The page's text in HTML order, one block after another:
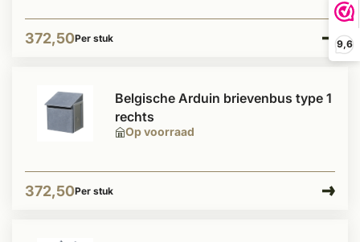
9,6
372,50Per stuk
Op voorraad
Belgische Arduin brievenbus type 1
rechts
372,50Per stuk